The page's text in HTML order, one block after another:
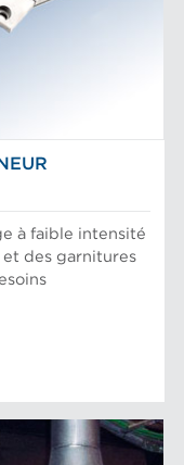
à faible intensité
des garnitures